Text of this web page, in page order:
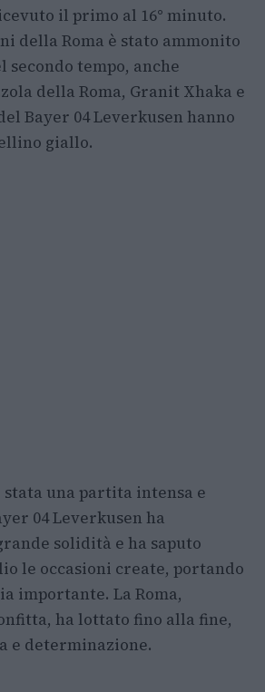
il primo al 16° minuto.
della Roma è stato ammonito
secondo tempo, anche
della Roma, Granit Xhaka e
Bayer 04 Leverkusen hanno
giallo.
stata una partita intensa e
04 Leverkusen ha
solidità e ha saputo
le occasioni create, portando
importante. La Roma,
ha lottato fino alla fine,
e determinazione.